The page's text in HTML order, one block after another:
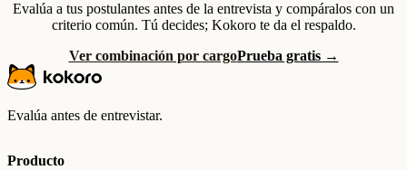
Evalúa a tus postulantes antes de la entrevista y compáralos con un
criterio común. Tú decides; Kokoro te da el respaldo.
Ver combinación por cargoPrueba gratis →
Evalúa antes de entrevistar.
Producto